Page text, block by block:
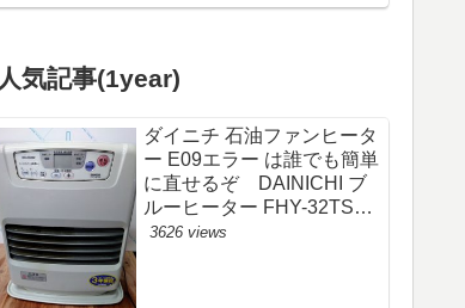
人気記事(1year)
ダイニチ 石油ファンヒータ
ー E09エラー は誰でも簡単
に直せるぞ DAINICHI ブ
ルーヒーター FHY-32TS6
(FW-325S)
3626 views